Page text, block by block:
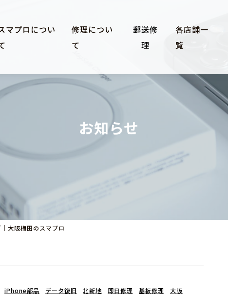
マプロについ
修理につい
て
郵送修
理
各店舗一
覧
お知らせ
大阪梅田のスマプロ
iPhone部品 データ復旧 北新地 即日修理 基板修理
大阪